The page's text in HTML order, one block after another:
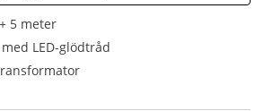
5 meter
LED-glödtråd